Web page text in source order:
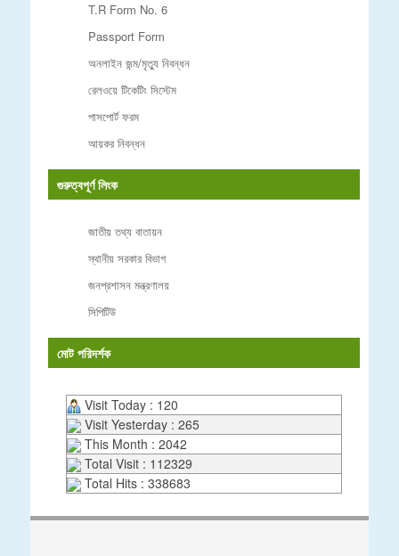
T.R Form No. 6
Passport Form
অনলাইন জন্ম/মৃত্যু নিবন্ধন
রেলওয়ে টিকেটিং সিস্টেম
পাসপোর্ট ফরম
আয়কর নিবন্ধন
গুরুত্বপূর্ণ লিংক
জাতীয় তথ্য বাতায়ন
স্থানীয় সরকার বিভাগ
জনপ্রশাসন মন্ত্রণালয়
সিপিটিউ
মোট পরিদর্শক
Visit Today : 120
Visit Yesterday : 265
This Month : 2042
Total Visit : 112329
Total Hits : 338683